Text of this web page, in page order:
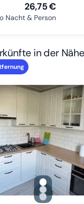
26,75 €
Nacht & Person
in der Nähe
Zu Slide 1
Zu Slide 2